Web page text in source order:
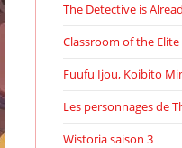
The Detective is
Classroom of the Elite
Fuufu Ijou, Koibito
Les personnages de
Wistoria saison 3